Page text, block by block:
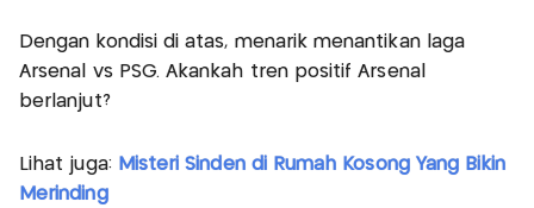
Dengan kondisi di atas, menarik menantikan laga
Arsenal vs PSG. Akankah tren positif Arsenal
berlanjut?
Lihat juga: Misteri Sinden di Rumah Kosong Yang Bikin
Merinding